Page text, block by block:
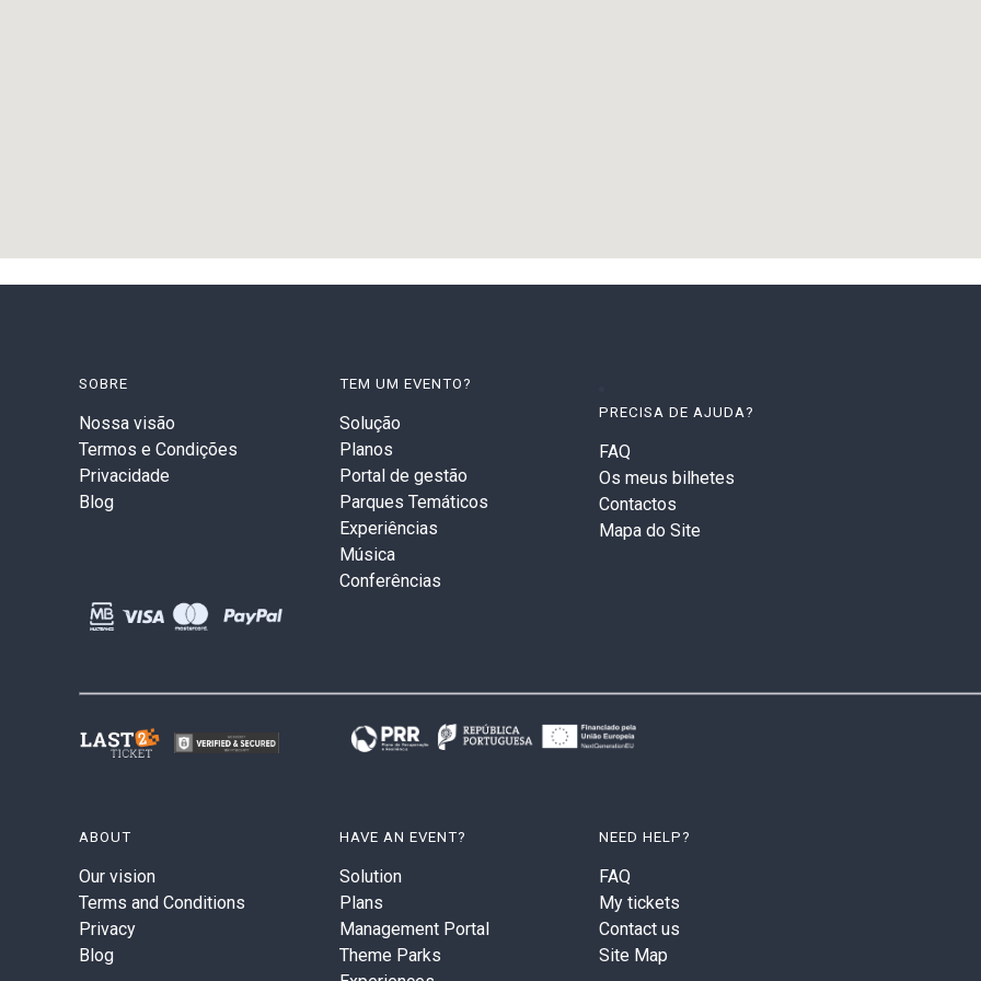
SOBRE
Nossa visão
Termos e Condições
Privacidade
Blog
TEM UM EVENTO?
Solução
Planos
Portal de gestão
Parques Temáticos
Experiências
Música
Conferências
PRECISA DE AJUDA?
FAQ
Os meus bilhetes
Contactos
Mapa do Site
ABOUT
Our vision
Terms and Conditions
Privacy
Blog
HAVE AN EVENT?
Solution
Plans
Management Portal
Theme Parks
NEED HELP?
FAQ
My tickets
Contact us
Site Map